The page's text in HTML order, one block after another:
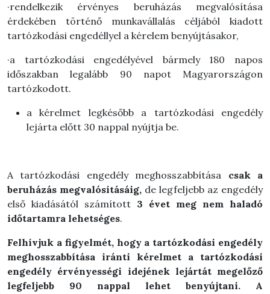
·rendelkezik érvényes beruházás megvalósítása
érdekében történő munkavállalás céljából kiadott
tartózkodási engedéllyel a kérelem benyújtásakor,
·a tartózkodási engedélyével bármely 180 napos
időszakban legalább 90 napot Magyarországon
tartózkodott.
a kérelmet legkésőbb a tartózkodási engedély
lejárta előtt 30 nappal nyújtja be.
A tartózkodási engedély meghosszabbítása csak a
beruházás megvalósításáig, de legfeljebb az engedély
első kiadásától számított 3 évet meg nem haladó
időtartamra lehetséges.
Felhívjuk a figyelmét, hogy a tartózkodási engedély
meghosszabbítása iránti kérelmet a tartózkodási
engedély érvényességi idejének lejártát megelőző
legfeljebb 90 nappal lehet benyújtani. A